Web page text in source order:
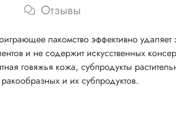
Отзывы
лакомство эффективно
и не содержит искусственных
говяжья кожа, субпродукты
и их субпродуктов.